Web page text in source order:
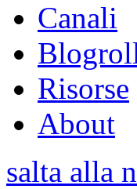
Canali
Risorse
About
salta alla